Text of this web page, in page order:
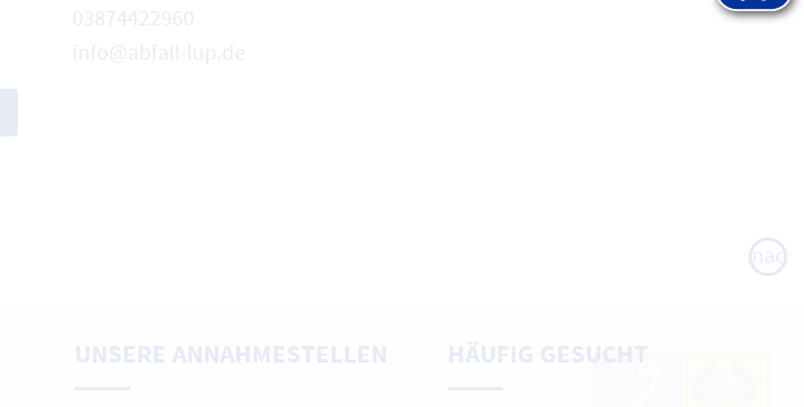
03874422960
info@abfall-lup.de
nach
oben
UNSERE ANNAHMESTELLEN HÄUFIG GESUCHT